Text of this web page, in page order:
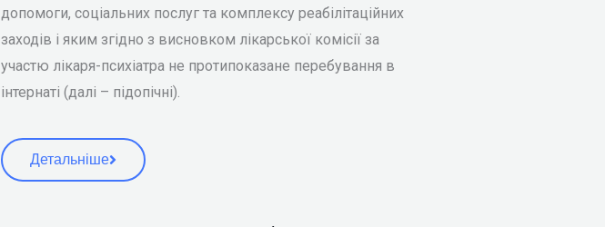
допомоги, соціальних послуг та комплексу реабілітаційних
заходів і яким згідно з висновком лікарської комісії за
участю лікаря-психіатра не протипоказане перебування в
інтернаті (далі – підопічні).
Детальніше